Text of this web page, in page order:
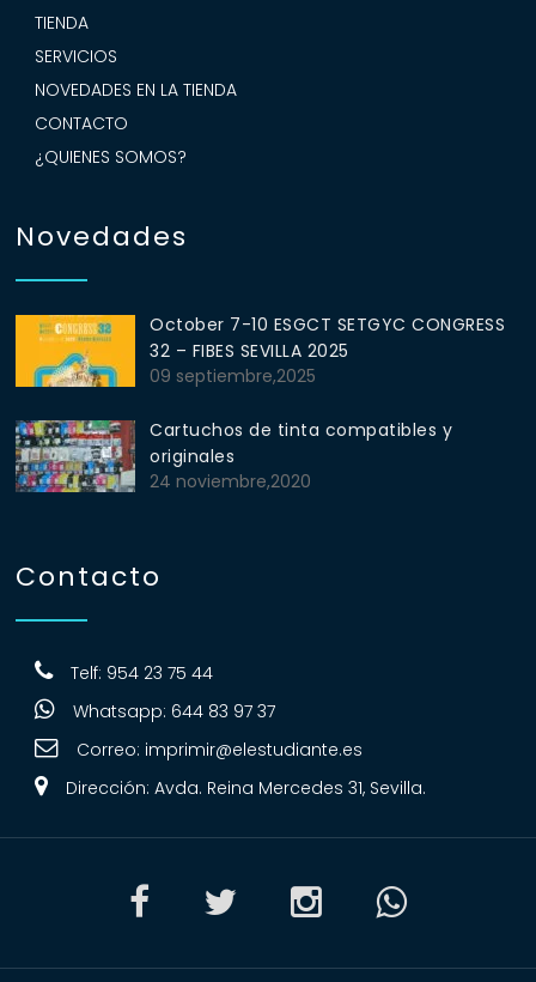
TIENDA
SERVICIOS
NOVEDADES EN LA TIENDA
CONTACTO
¿QUIENES SOMOS?
Novedades
October 7-10 ESGCT SETGYC CONGRESS
32 – FIBES SEVILLA 2025
09 septiembre,2025
Cartuchos de tinta compatibles y
originales
24 noviembre,2020
Contacto
Telf: 954 23 75 44
Whatsapp: 644 83 97 37
Correo: imprimir@elestudiante.es
Dirección: Avda. Reina Mercedes 31, Sevilla.